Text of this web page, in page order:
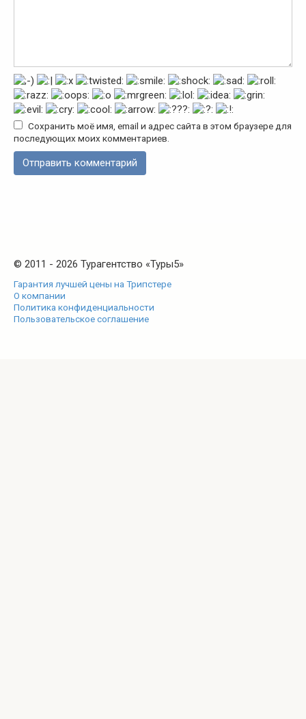
Сохранить моё имя, email и адрес сайта в этом браузере для
последующих моих комментариев.
© 2011 - 2026 Турагентство «Туры5»
Гарантия лучшей цены на Трипстере
О компании
Политика конфиденциальности
Пользовательское соглашение